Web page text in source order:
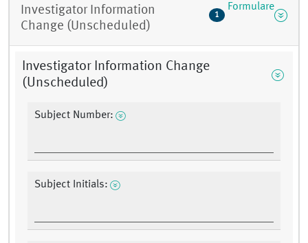
Investigator Information
Change (Unscheduled)
1
Formulare
Investigator Information Change
(Unscheduled)
Subject Number:
Subject Initials: